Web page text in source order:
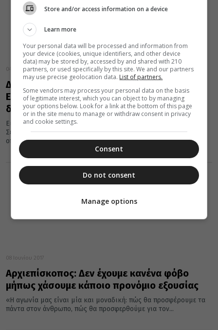
04 Οκτωβρίου 2017
Διδυμοτείχου Δαμασκηνός για σχέσεις
Εκκλησίας – Κράτους: Δεν πρέπει να
δεχθούμε καμια υποβάθμιση
Εισηγητής στη σημερινή συνεδρίαση της Ιεραρχίας ήταν ο
Σεβασμιώτατος Μητροπολίτης Διδυμοτείχου Δαμασκηνός, ο
οποίος και ανέλυσε το θέμα: «Μύθοι και...
08 Ιουνίου 2017
Αρχιεπίσκοπος: Δεν έχουμε κανένα φόβο
μήπως χάσουμε κάποιο προνόμιο εξουσίας
«Η αγωνία μας είναι μία και μοναδική: πώς θα προσφέρουμε τα
πάντα στον άνθρωπο, πώς θα προσφερθούμε για τον...
Store and/or access information on a device
Learn more
Your personal data will be processed and information from
your device (cookies, unique identifiers, and other device
data) may be stored by, accessed by and shared with 210
partners, or used specifically by this site. We and our partners
may use precise geolocation data. List of partners.
Some vendors may process your personal data on the basis
of legitimate interest, which you can object to by managing
your options below. Look for a link at the bottom of this page
or in the site menu to manage or withdraw consent in privacy
and cookie settings.
Consent
Do not consent
Manage options